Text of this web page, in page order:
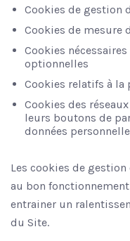
Cookies de gestion
Cookies de mesure
Cookies
optionnelles
Cookies relatifs à
Cookies des
leurs boutons de
données
Les cookies de
au bon
entrainer un
du Site.